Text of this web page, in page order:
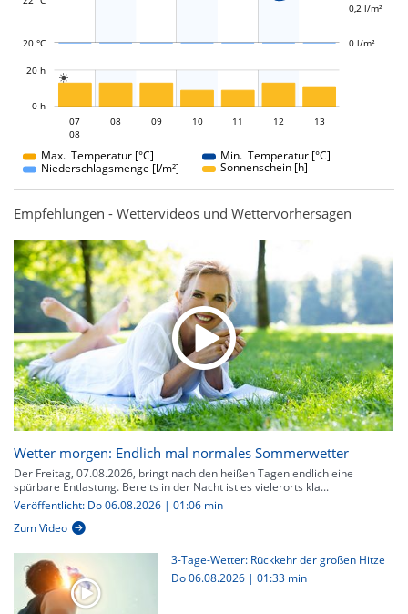
20 °C 0 l/m²
0,2 l/m²

0 h
20 h
07
07
08
08 09 10 11 12 13
Max. Temperatur [°C]
Min. Temperatur [°C]
Niederschlagsmenge [l/m²]
Sonnenschein [h]
Empfehlungen - Wettervideos und Wettervorhersagen
Wetter morgen: Endlich mal normales Sommerwetter
Der Freitag, 07.08.2026, bringt nach den heißen Tagen endlich eine
spürbare Entlastung. Bereits in der Nacht ist es vielerorts kla...
Veröffentlicht: Do 06.08.2026 | 01:06 min
Zum Video
3-Tage-Wetter: Rückkehr der großen Hitze
Do 06.08.2026 | 01:33 min